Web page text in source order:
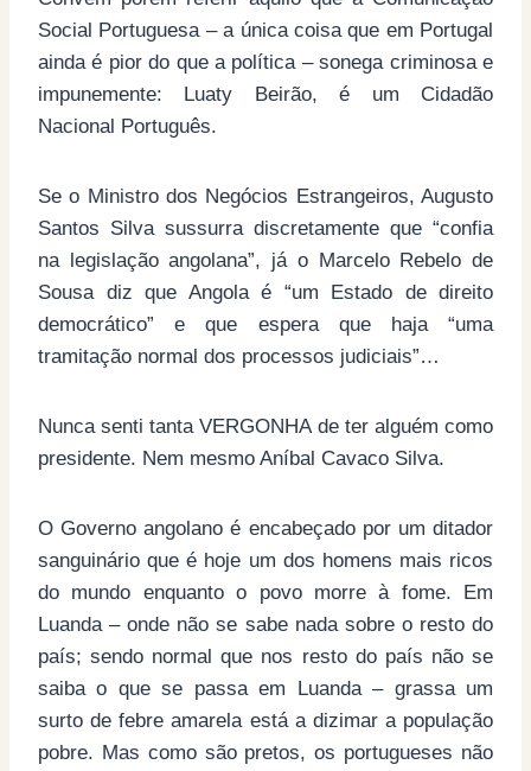
Social Portuguesa – a única coisa que em Portugal
ainda é pior do que a política – sonega criminosa e
impunemente: Luaty Beirão, é um Cidadão
Nacional Português.
Se o Ministro dos Negócios Estrangeiros, Augusto
Santos Silva sussurra discretamente que “confia
na legislação angolana”, já o Marcelo Rebelo de
Sousa diz que Angola é “um Estado de direito
democrático” e que espera que haja “uma
tramitação normal dos processos judiciais”…
Nunca senti tanta VERGONHA de ter alguém como
presidente. Nem mesmo Aníbal Cavaco Silva.
O Governo angolano é encabeçado por um ditador
sanguinário que é hoje um dos homens mais ricos
do mundo enquanto o povo morre à fome. Em
Luanda – onde não se sabe nada sobre o resto do
país; sendo normal que nos resto do país não se
saiba o que se passa em Luanda – grassa um
surto de febre amarela está a dizimar a população
pobre. Mas como são pretos, os portugueses não